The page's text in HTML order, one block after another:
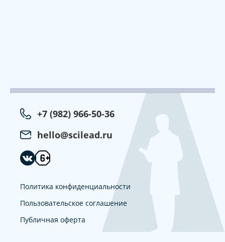
+7 (982) 966-50-36
hello@scilead.ru
Политика конфиденциальности
Пользовательское соглашение
Публичная оферта